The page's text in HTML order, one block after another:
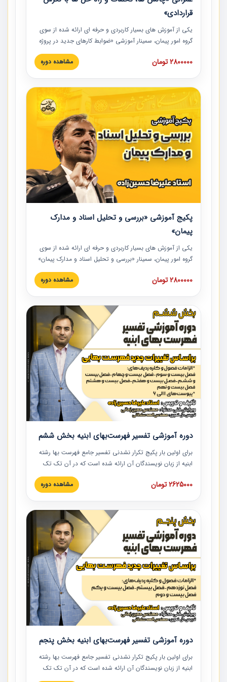
قراردادی»
یکی از آموزش‏‏‏‏‏‏ های بسیار کاربردی و حرفه‏ ای ارائه شده از سوی
گروه امور پیمان، سمینار آموزشی «ضوابط کارهای جدید در پروژه
های عمرانی» چالش ها، تخلفات و راه حل ها با نگرش قراردادی
است که در محل سندیکای شرکت های ساختمانی کشور ارائه شد.
مدارک پیمان به همراه تجربیات عملی ارائه شده است.
2800000 تومان مشاهده دوره
پکیج آموزشی «بررسی و تحلیل اسناد و مدارک
پیمان»
یکی از آموزش‏‏‏‏‏‏ های بسیار کاربردی و حرفه‏ ای ارائه شده از سوی
گروه امور پیمان، سمینار «بررسی و تحلیل اسناد و مدارک پیمان»
است که در دانشگاه صنعتی شریف ارائه شد. در این آموزش
نکات کلیدی مربوط به اسناد و مدارک پیمان، اولویت بندی اسناد
پیمان به همراه تجربیات عملی در این خصوص ارائه شده است.
2800000 تومان مشاهده دوره
دوره آموزشی تفسیر فهرست‌بهای ابنیه بخش ششم
برای اولین بار پکیج تکرار نشدنی تفسیر جامع فهرست بها رشته
ابنیه از زبان نویسندگان آن ارائه شده است که در آن تک تک
ردیف ها و مطالب فهرست بها تفسیر و ارائه شده است. این
دوره به صورت کامل تصویری بوده و به همراه تصاویر عملیات
دوره با کلام مهندس علیرضاحسین‌زاده مدیر پروژه مهندسی
مشاور در امر بازنگری فهرست بها رشته ابنیه ارائه شده و به تمام
همکارانی که در حوزه صنعت ساخت در حال فعالیت هستند حتما
توصیه می کنیم از مطالب این دوره استفاده نمایند.
2625000 تومان مشاهده دوره
دوره آموزشی تفسیر فهرست‌بهای ابنیه بخش پنجم
برای اولین بار پکیج تکرار نشدنی تفسیر جامع فهرست بها رشته
ابنیه از زبان نویسندگان آن ارائه شده است که در آن تک تک
ردیف ها و مطالب فهرست بها تفسیر و ارائه شده است. این